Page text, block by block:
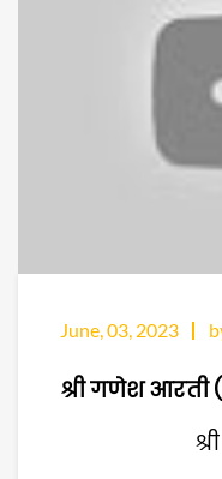
June, 03, 2023
श्री गणेश आरती